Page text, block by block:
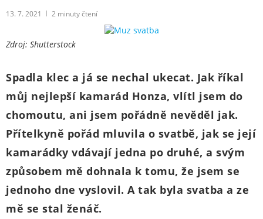
13. 7. 2021 2 minuty čtení
Zdroj: Shutterstock
Spadla klec a já se nechal ukecat. Jak říkal
můj nejlepší kamarád Honza, vlítl jsem do
chomoutu, ani jsem pořádně nevěděl jak.
Přítelkyně pořád mluvila o svatbě, jak se její
kamarádky vdávají jedna po druhé, a svým
způsobem mě dohnala k tomu, že jsem se
jednoho dne vyslovil. A tak byla svatba a ze
mě se stal ženáč.